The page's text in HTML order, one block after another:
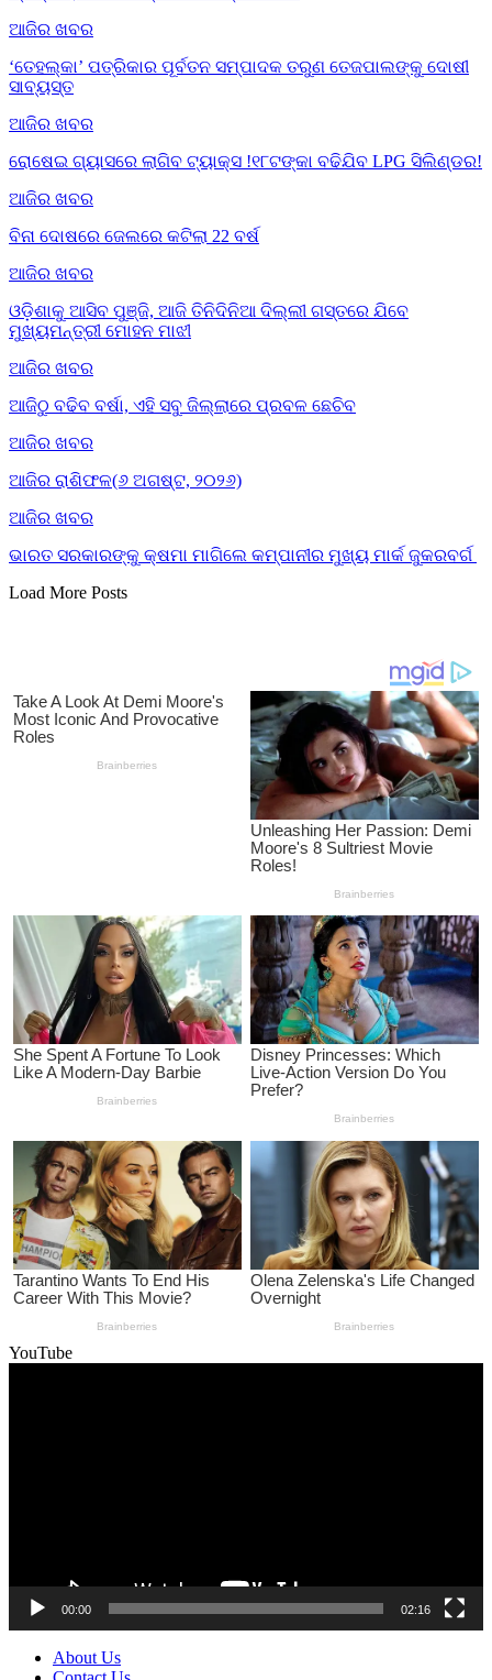
ଆଜିର ଖବର
‘ତେହଲ୍‌କା’ ପତ୍ରିକାର ପୂର୍ବତନ ସମ୍ପାଦକ ତରୁଣ ତେଜପାଲଙ୍କୁ ଦୋଷୀ
ସାବ୍ୟସ୍ତ
ଆଜିର ଖବର
ରୋଷେଇ ଗ୍ୟାସରେ ଲାଗିବ ଟ୍ୟାକ୍ସ !୧୮ଟଙ୍କା ବଢିଯିବ LPG ସିଲିଣ୍ଡର!
ଆଜିର ଖବର
ବିନା ଦୋଷରେ ଜେଲରେ କଟିଲା 22 ବର୍ଷ
ଆଜିର ଖବର
ଓଡ଼ିଶାକୁ ଆସିବ ପୁଞ୍ଜି, ଆଜି ତିନିଦିନିଆ ଦିଲ୍ଲୀ ଗସ୍ତରେ ଯିବେ
ମୁଖ୍ୟମନ୍ତ୍ରୀ ମୋହନ ମାଝୀ
ଆଜିର ଖବର
ଆଜିଠୁ ବଢିବ ବର୍ଷା, ଏହି ସବୁ ଜିଲ୍ଲାରେ ପ୍ରବଳ ଛେଚିବ
ଆଜିର ଖବର
ଆଜିର ରାଶିଫଳ(୬ ଅଗଷ୍ଟ, ୨୦୨୬)
ଆଜିର ଖବର
ଭାରତ ସରକାରଙ୍କୁ କ୍ଷମା ମାଗିଲେ କମ୍ପାନୀର ମୁଖ୍ୟ ମାର୍କ ଜୁକରବର୍ଗ
Load More Posts
YouTube
00:00 02:16
About Us